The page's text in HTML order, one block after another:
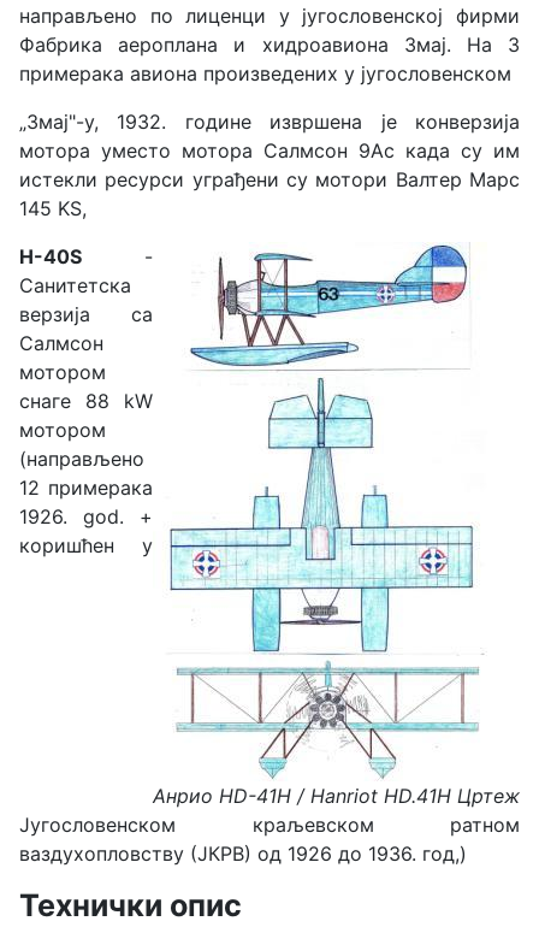
направљено по лиценци у југословенској фирми
Фабрика аероплана и хидроавиона Змај. На 3
примерака авиона произведених у југословенском
„Змај"-у, 1932. године извршена је конверзија
мотора уместо мотора Салмсон 9Ас када су им
истекли ресурси уграђени су мотори Валтер Марс
145 KS,
Анрио HD-41H / Hanriot HD.41H Цртеж
H-40S -
Санитетска
верзија са
Салмсон
мотором
снаге 88 kW
мотором
(направљено
12 примерака
1926. god. +
коришћен у
Југословенском краљевском ратном
ваздухопловству (ЈКРВ) од 1926 до 1936. год,)
Технички опис